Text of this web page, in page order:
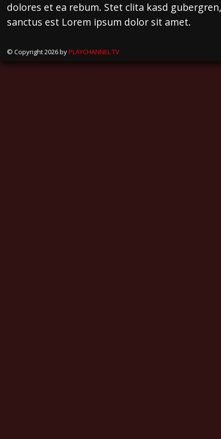
dolores et ea rebum. Stet clita kasd
sanctus est Lorem ipsum dolor sit amet.
© Copyright 2026 byPLAYCHANNEL TV